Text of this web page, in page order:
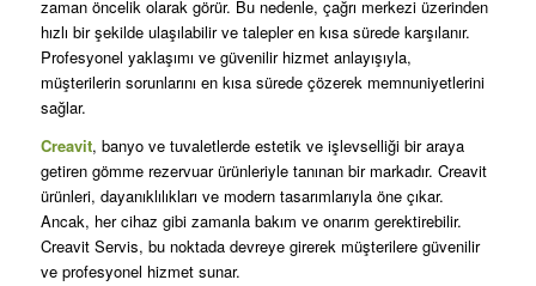
zaman öncelik olarak görür. Bu nedenle, çağrı merkezi üzerinden
hızlı bir şekilde ulaşılabilir ve talepler en kısa sürede karşılanır.
Profesyonel yaklaşımı ve güvenilir hizmet anlayışıyla,
müşterilerin sorunlarını en kısa sürede çözerek memnuniyetlerini
sağlar.
Creavit, banyo ve tuvaletlerde estetik ve işlevselliği bir araya
getiren gömme rezervuar ürünleriyle tanınan bir markadır. Creavit
ürünleri, dayanıklılıkları ve modern tasarımlarıyla öne çıkar.
Ancak, her cihaz gibi zamanla bakım ve onarım gerektirebilir.
Creavit Servis, bu noktada devreye girerek müşterilere güvenilir
ve profesyonel hizmet sunar.